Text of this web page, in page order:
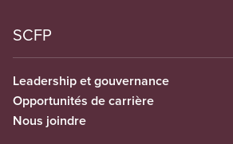
SCFP
Leadership et gouvernance
Opportunités de carrière
Nous joindre